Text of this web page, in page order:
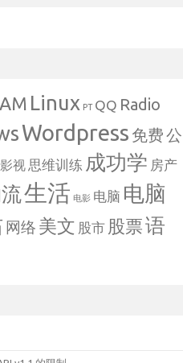
Linux PT QQ Radio
Wordpress 免费公
影视 思维训练 成功学 房产
生活 电影 电脑 电脑
网络 美文 股市 股票语